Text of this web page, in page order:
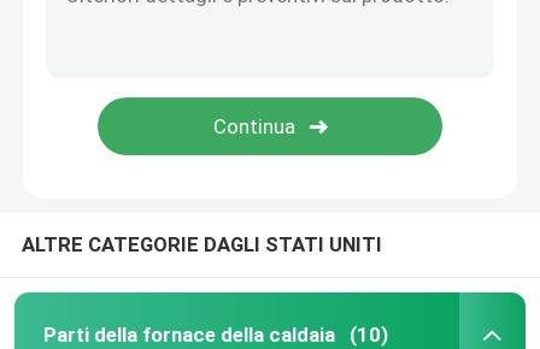
ALTRE CATEGORIE DAGLI STATI UNITI
Parti della fornace della caldaia (10)